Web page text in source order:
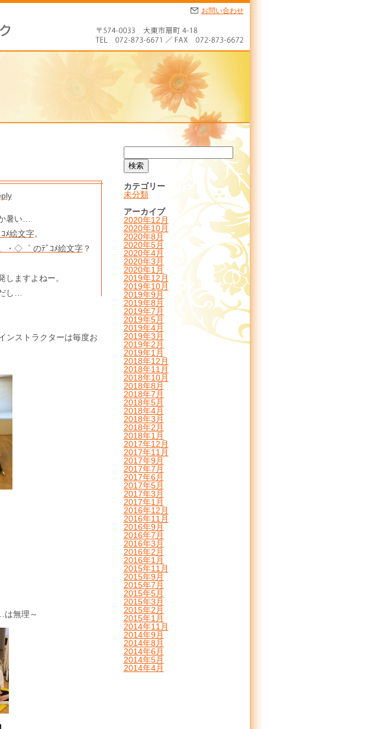
お問い合わせ
暑い…
。
？
ますよねー。
し…
ンストラクターは毎度お
無理～
カテゴリー
未分類
アーカイブ
2020年12月
2020年10月
2020年8月
2020年5月
2020年4月
2020年3月
2020年1月
2019年12月
2019年10月
2019年9月
2019年8月
2019年7月
2019年5月
2019年4月
2019年3月
2019年2月
2019年1月
2018年12月
2018年11月
2018年10月
2018年8月
2018年7月
2018年5月
2018年4月
2018年3月
2018年2月
2018年1月
2017年12月
2017年11月
2017年9月
2017年7月
2017年6月
2017年5月
2017年3月
2017年1月
2016年12月
2016年11月
2016年9月
2016年7月
2016年3月
2016年2月
2016年1月
2015年11月
2015年9月
2015年7月
2015年5月
2015年3月
2015年2月
2015年1月
2014年11月
2014年9月
2014年8月
2014年6月
2014年5月
2014年4月